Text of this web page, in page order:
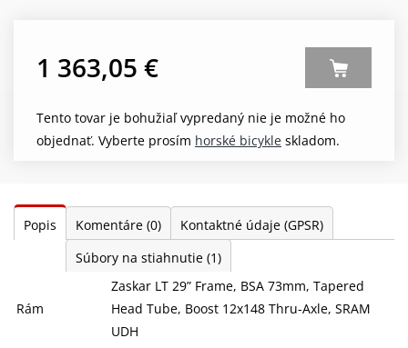
1 363,05 €
Tento tovar je bohužiaľ vypredaný nie je možné ho
objednať. Vyberte prosím horské bicykle skladom.
Popis Komentáre (0)
Kontaktné údaje (GPSR)
Súbory na stiahnutie (1)
Rám
Zaskar LT 29” Frame, BSA 73mm, Tapered
Head Tube, Boost 12x148 Thru-Axle, SRAM
UDH